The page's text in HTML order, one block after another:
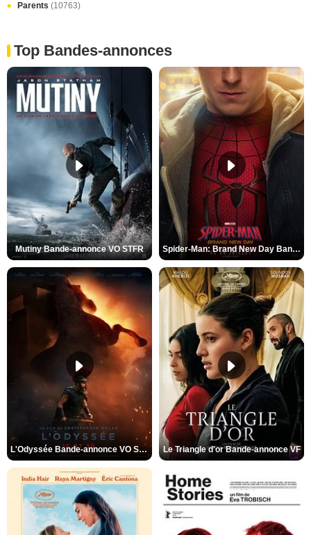
Parents (10763)
Top Bandes-annonces
Mutiny Bande-annonce VO STFR Spider-Man: Brand New Day Bande-annonce VO STFR
L'Odyssée Bande-annonce VO STFR Le Triangle d'or Bande-annonce VF